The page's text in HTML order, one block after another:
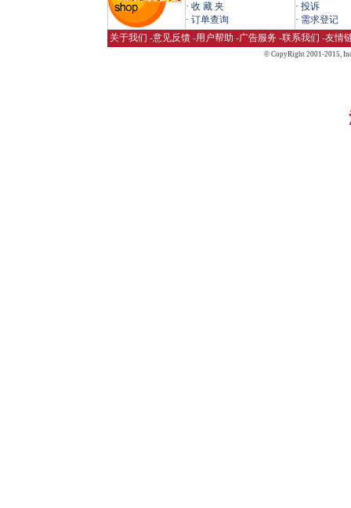
· 收 藏 夹
· 订单查询
· 投诉
· 需求登记
关于我们 -意见反馈 -用户帮助 -广告服务 -联系我们 -友情
© CopyRight 2001-2015,